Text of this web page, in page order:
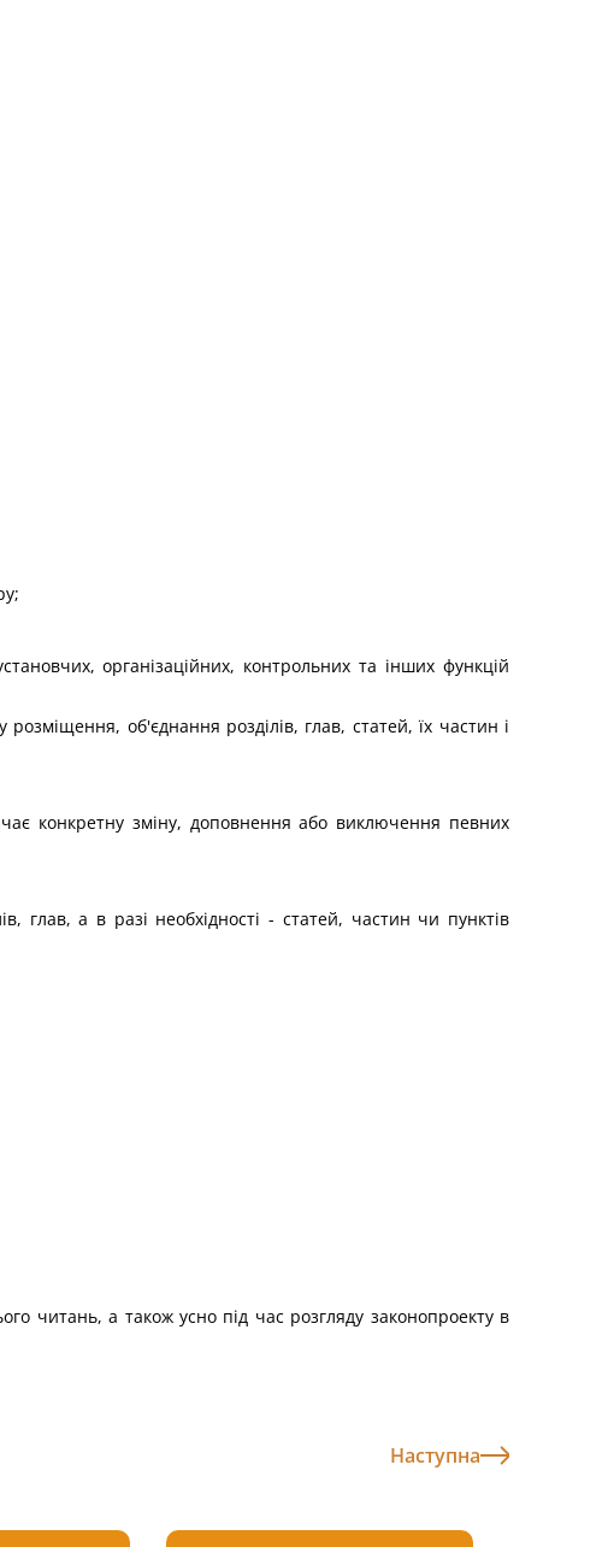
організаційних, контрольних та інших функцій
об'єднання розділів, глав, статей, їх частин і
конкретну зміну, доповнення або виключення певних
глав, а в разі необхідності - статей, частин чи пунктів
читань, а також усно під час розгляду законопроекту в
Наступна